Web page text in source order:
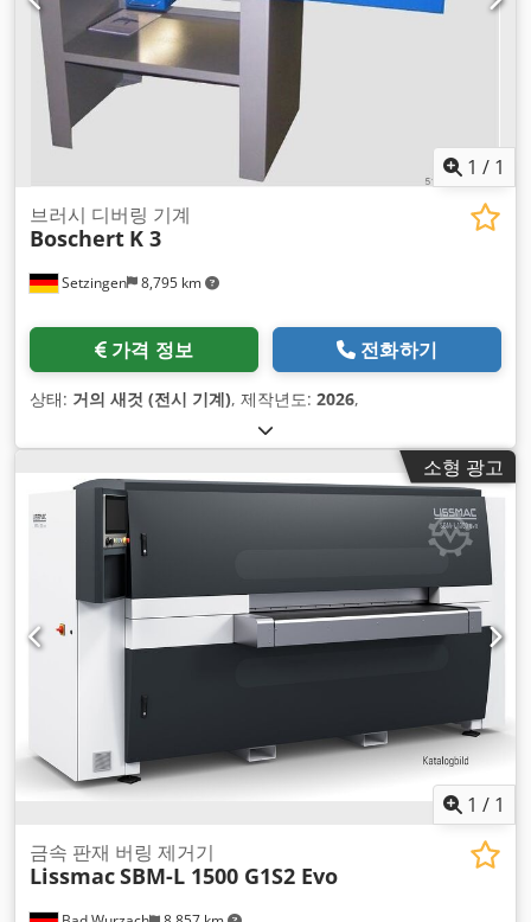
1 / 1
Setzingen 8,795 km
브러시 디버링 기계
Boschert K 3
가격 정보 전화하기
상태: 거의 새것 (전시 기계), 제작년도: 2026,
소형 광고
1 / 1
금속 판재 버링 제거기
LissmacSBM-L 1500 G1S2 Evo